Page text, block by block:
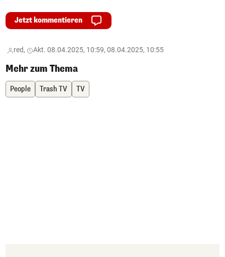
Jetzt kommentieren
red, Akt. 08.04.2025, 10:59, 08.04.2025, 10:55
Mehr zum Thema
People Trash TV TV